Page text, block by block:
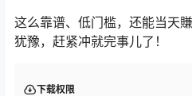
这么靠谱、低门槛，还能当天
犹豫，赶紧冲就完事儿了！
下载权限